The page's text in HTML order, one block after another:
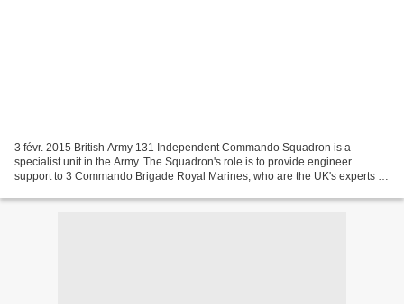
3 févr. 2015 British Army 131 Independent Commando Squadron is a
specialist unit in the Army. The Squadron's role is to provide engineer
support to 3 Commando Brigade Royal Marines, who are the UK's experts in